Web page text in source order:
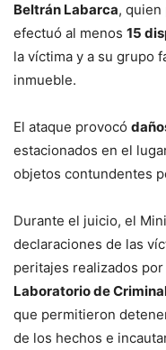
Beltrán Labarca, quien
efectuó al menos 15
la víctima y a su grupo
inmueble.
El ataque provocó
estacionados en el
objetos contundentes
Durante el juicio, el
declaraciones de las
peritajes realizados
Laboratorio de
que permitieron
de los hechos e